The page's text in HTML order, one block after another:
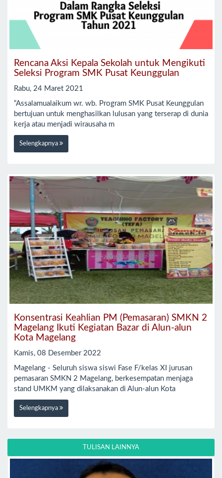
Rencana Aksi Kepala Sekolah untuk Mengikuti
Seleksi Program SMK Pusat Keunggulan
Rabu, 24 Maret 2021
“Assalamualaikum wr. wb. Program SMK Pusat Keunggulan
bertujuan untuk menghasilkan lulusan yang terserap di dunia
kerja atau menjadi wirausaha m
Selengkapnya
Konsentrasi Keahlian PM (Pemasaran) SMKN 2
Magelang Ikuti Kegiatan Bazar di Alun-alun
Kota Magelang
Kamis, 08 Desember 2022
Magelang - Seluruh siswa siswi Fase F/kelas XI jurusan
pemasaran SMKN 2 Magelang, berkesempatan menjaga
stand UMKM yang dilaksanakan di Alun-alun Kota
Selengkapnya
TULISAN LAINNYA